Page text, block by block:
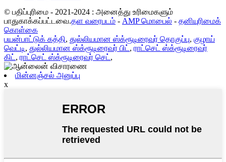
© பதிப்புரிமை - 2021-2024 : அனைத்து உரிமைகளும்
பாதுகாக்கப்பட்டவை.தள வரைபடம் - AMP மொபைல் - தனியுரிமைக்
கொள்கை
பயன்பாட்டுக் கத்தி, துல்லியமான ஸ்க்ரூடிரைவர் தொகுப்பு, குழாய்
வெட்டி, துல்லியமான ஸ்க்ரூடிரைவர் பிட் , ராட்செட் ஸ்க்ரூடிரைவர்
கிட் , ராட்செட் ஸ்க்ரூடிரைவர் செட் ,
மின்னஞ்சல் அனுப்பு
x